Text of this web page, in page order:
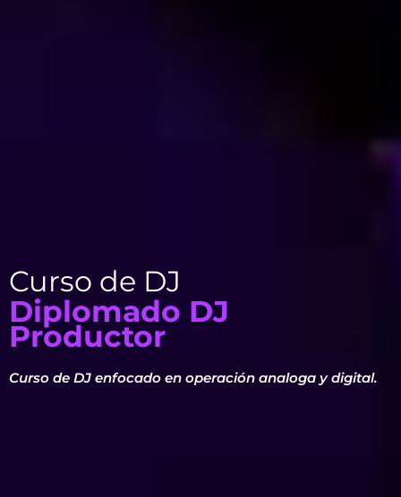
Curso de DJ
Diplomado DJ
Productor
Curso de DJ enfocado en operación analoga y digital.